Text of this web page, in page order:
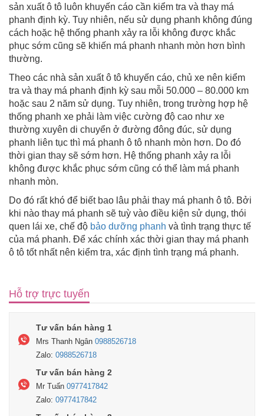
sản xuất ô tô luôn khuyến cáo cần kiểm tra và thay má
phanh định kỳ. Tuy nhiên, nếu sử dụng phanh không đúng
cách hoặc hệ thống phanh xảy ra lỗi không được khắc
phục sớm cũng sẽ khiến má phanh nhanh mòn hơn bình
thường.
Theo các nhà sản xuất ô tô khuyến cáo, chủ xe nên kiểm
tra và thay má phanh định kỳ sau mỗi 50.000 – 80.000 km
hoặc sau 2 năm sử dụng. Tuy nhiên, trong trường hợp hệ
thống phanh xe phải làm việc cường độ cao như xe
thường xuyên di chuyển ở đường đông đúc, sử dụng
phanh liên tục thì má phanh ô tô nhanh mòn hơn. Do đó
thời gian thay sẽ sớm hơn. Hệ thống phanh xảy ra lỗi
không được khắc phục sớm cũng có thể làm má phanh
nhanh mòn.
Do đó rất khó để biết bao lâu phải thay má phanh ô tô. Bởi
khi nào thay má phanh sẽ tuỳ vào điều kiện sử dụng, thói
quen lái xe, chế độ bảo dưỡng phanh và tình trạng thực tế
của má phanh. Để xác chính xác thời gian thay má phanh
ô tô tốt nhất nên kiểm tra, xác định tình trạng má phanh.
Hỗ trợ trực tuyến
Tư vấn bán hàng 1
Mrs Thanh Ngân 0988526718
Zalo: 0988526718
Tư vấn bán hàng 2
Mr Tuấn 0977417842
Zalo: 0977417842